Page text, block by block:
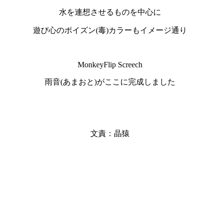
水を連想させるものを中心に
遊び心のポイズン(毒)カラーもイメージ通り
MonkeyFlip Screech
雨音(あまおと)がここに完成しました
文責：晶猿